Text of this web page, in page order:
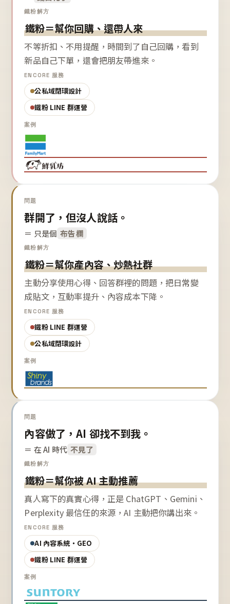
鐵粉解方
鐵粉＝幫你回購、還帶人來
不等折扣、不用提醒，時間到了自己回購，看到
新品自己下單，還會把朋友帶進來。
ENCORE 服務
公私域閉環設計
鐵粉 LINE 群運營
案例
問題
群開了，但沒人說話。
＝ 只是個 布告欄
鐵粉解方
鐵粉＝幫你產內容、炒熱社群
主動分享使用心得、回答群裡的問題，把日常變
成貼文，互動率提升、內容成本下降。
ENCORE 服務
鐵粉 LINE 群運營
公私域閉環設計
案例
問題
內容做了，AI 卻找不到我。
＝ 在 AI 時代 不見了
鐵粉解方
鐵粉＝幫你被 AI 主動推薦
真人寫下的真實心得，正是 ChatGPT、Gemini、
Perplexity 最信任的來源，AI 主動把你講出來。
ENCORE 服務
AI 內容系統・GEO
鐵粉 LINE 群運營
案例